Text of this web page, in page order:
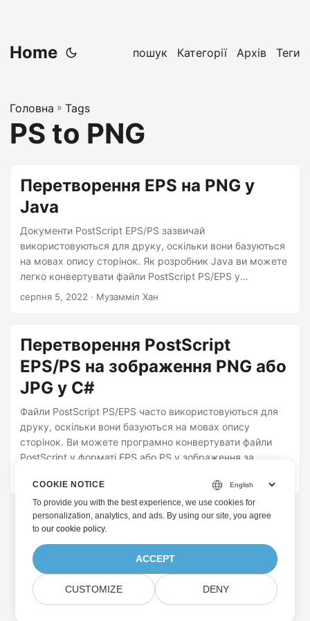
Home пошук Категорії Архів Теги
Головна » Tags
PS to PNG
Перетворення EPS на PNG у
Java
Документи PostScript EPS/PS зазвичай
використовуються для друку, оскільки вони базуються
на мовах опису сторінок. Як розробник Java ви можете
легко конвертувати файли PostScript PS/EPS у
зображення PNG. У цій статті ви дізнаєтесь, як
серпня 5, 2022 · Музамміл Хан
Перетворення PostScript
EPS/PS на зображення PNG або
JPG у C#
Файли PostScript PS/EPS часто використовуються для
друку, оскільки вони базуються на мовах опису
сторінок. Ви можете програмно конвертувати файли
PostScript у форматі EPS або PS у зображення за
перетворення файлів PostScript.
COOKIE NOTICE
To provide you with the best experience, we use cookies for
personalization, analytics, and ads. By using our site, you agree
toour cookie policy.
ACCEPT
CUSTOMIZE DENY